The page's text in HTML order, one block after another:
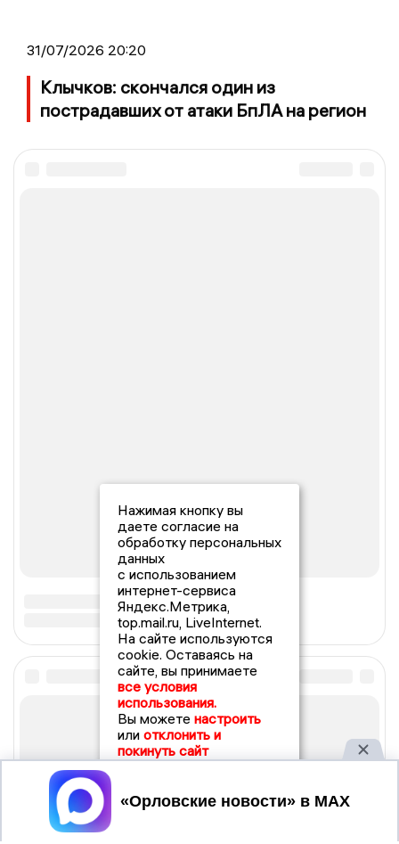
31/07/2026 20:20
Клычков: скончался один из
пострадавших от атаки БпЛА на регион
Нажимая кнопку вы
даете согласие на
обработку персональных
данных
с использованием
интернет-сервиса
Яндекс.Метрика,
top.mail.ru, LiveInternet.
На сайте используются
cookie. Оставаясь на
сайте, вы принимаете
все условия
использования.
Вы можете настроить
или отклонить и
покинуть сайт
Принять